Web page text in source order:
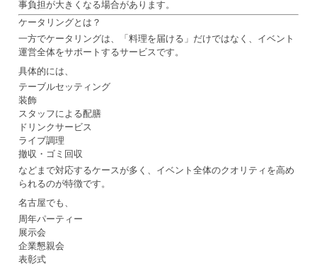
事負担が大きくなる場合があります。
ケータリングとは？
一方でケータリングは、「料理を届ける」だけではなく、イベント
運営全体をサポートするサービスです。
具体的には、
テーブルセッティング
装飾
スタッフによる配膳
ドリンクサービス
ライブ調理
撤収・ゴミ回収
などまで対応するケースが多く、イベント全体のクオリティを高め
られるのが特徴です。
名古屋でも、
周年パーティー
展示会
企業懇親会
表彰式